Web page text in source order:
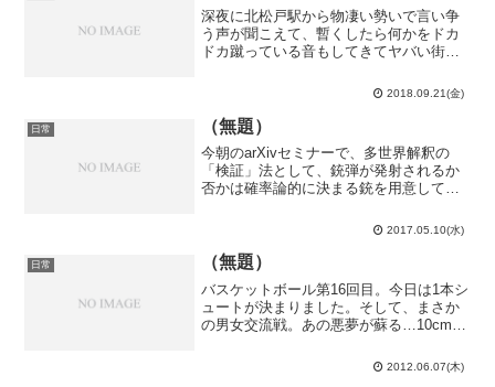
深夜に北松戸駅から物凄い勢いで言い争
う声が聞こえて、暫くしたら何かをドカ
ドカ蹴っている音もしてきてヤバい街だ
松戸市立図書館本館へ。葛飾区立中央図
書館では貸出中で借りられなかった本を
借りに行きました。昼は月...
2018.09.21(金)
日常 （無題）
今朝のarXivセミナーで、多世界解釈の
「検証」法として、銃弾が発射されるか
否かは確率論的に決まる銃を用意してそ
事にし、被験者は銃弾が発射されたか否
かが撃たれて即死するまで決して分から
ないものとすると、多...
2017.05.10(水)
日常 （無題）
バスケットボール第16回目。今日は1本シ
ュートが決まりました。そして、まさか
の男女交流戦。あの悪夢が蘇る…10cm近
トを阻止されるというのは中々の屈辱で
すね。尚、僕が相手より10cm上です。ま
2012.06.07(木)